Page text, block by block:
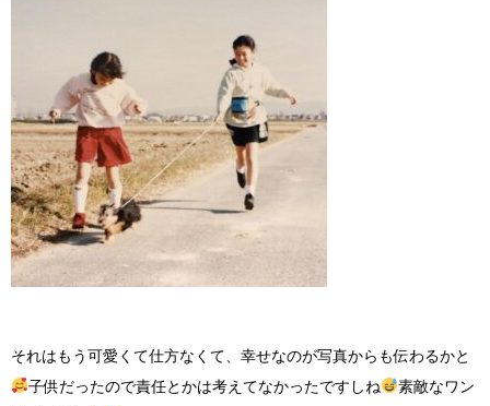
それはもう可愛くて仕方なくて、幸せなのが写真からも伝わるかと
子供だったので責任とかは考えてなかったですしね
素敵なワン